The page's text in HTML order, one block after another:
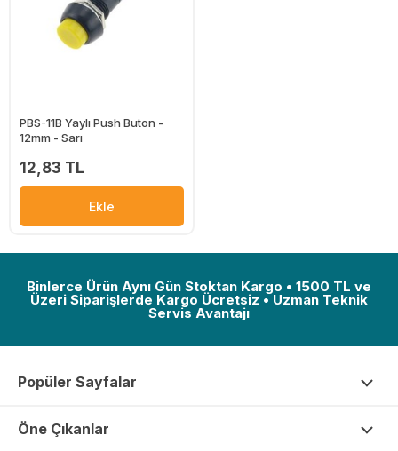
PBS-11B Yaylı Push Buton -
12mm - Sarı
12,83 TL
Ekle
Binlerce Ürün Aynı Gün Stoktan Kargo • 1500 TL ve
Üzeri Siparişlerde Kargo Ücretsiz • Uzman Teknik
Servis Avantajı
Popüler Sayfalar
Öne Çıkanlar